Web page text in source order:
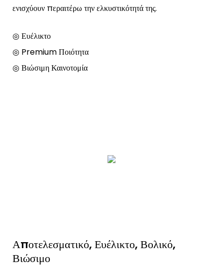
ενισχύουν περαιτέρω την ελκυστικότητά της.
◎ Ευέλικτο
◎ Premium Ποιότητα
◎ Βιώσιμη Καινοτομία
Αποτελεσματικό, Ευέλικτο, Βολικό,
Βιώσιμο